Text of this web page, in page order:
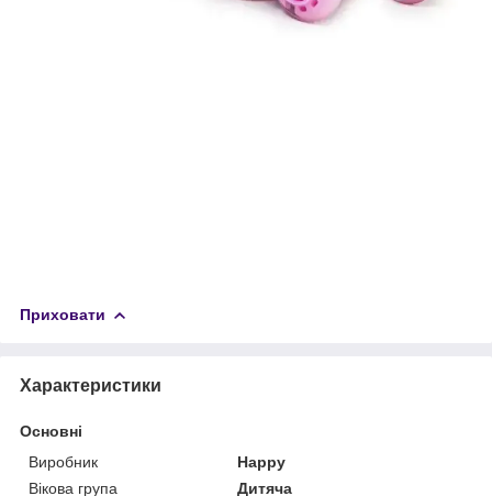
Приховати
Характеристики
Основні
Виробник
Happy
Вікова група
Дитяча